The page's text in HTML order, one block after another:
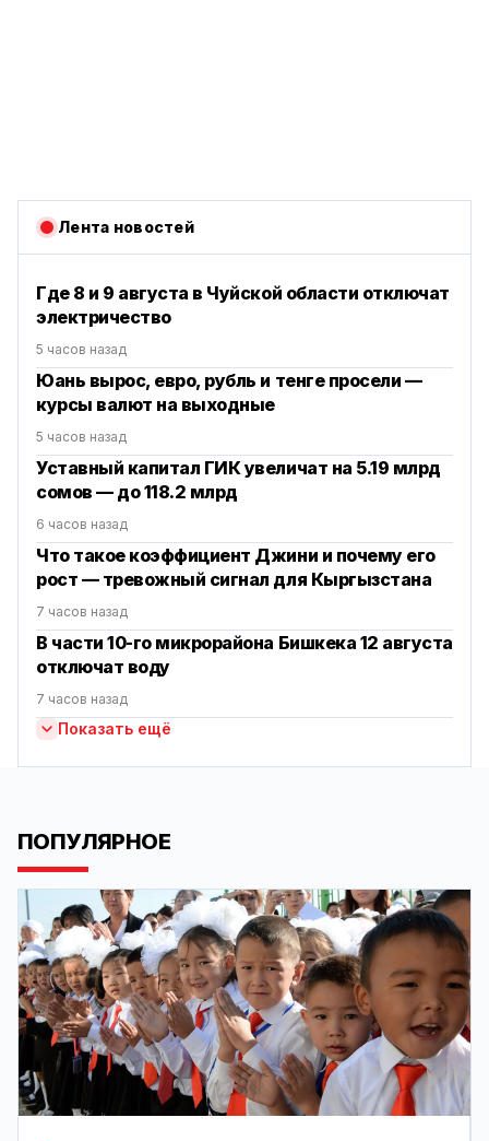
Лента новостей
Где 8 и 9 августа в Чуйской области отключат
электричество
5 часов назад
Юань вырос, евро, рубль и тенге просели —
курсы валют на выходные
5 часов назад
Уставный капитал ГИК увеличат на 5.19 млрд
сомов — до 118.2 млрд
6 часов назад
Что такое коэффициент Джини и почему его
рост — тревожный сигнал для Кыргызстана
7 часов назад
В части 10-го микрорайона Бишкека 12 августа
отключат воду
7 часов назад
Показать ещё
ПОПУЛЯРНОЕ